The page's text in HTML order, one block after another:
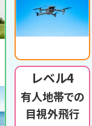
レベル4
有人地帯での
目視外飛行